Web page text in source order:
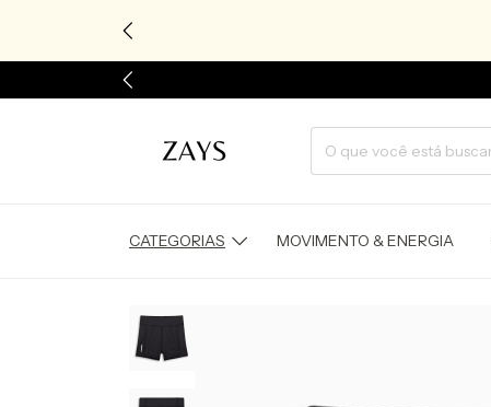
CATEGORIAS MOVIMENTO & ENERGIA